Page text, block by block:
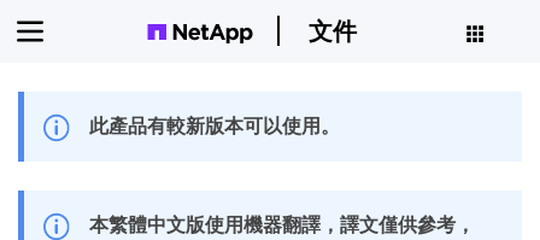
文件
此產品有較新版本可以使用。
本繁體中文版使用機器翻譯，譯文僅供參考，